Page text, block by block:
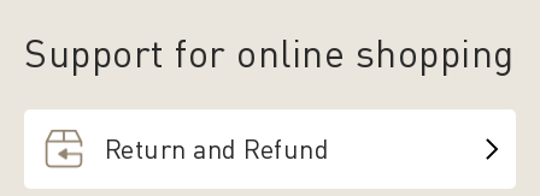
Support for online shopping
Return and Refund